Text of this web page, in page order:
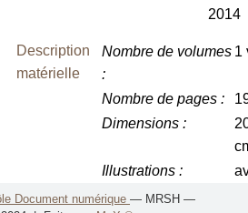
2014
Description
matérielle
Nombre de volumes
:
1
Nombre de pages:
Dimensions:
Illustrations:
Document numérique — MRSH —